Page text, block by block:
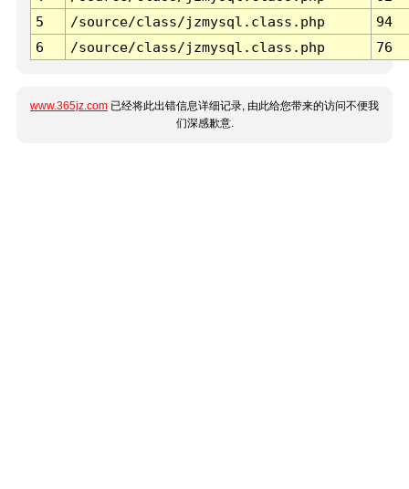
5
/source/class/jzmysql.class.php
94
6
/source/class/jzmysql.class.php 76
www.365jz.com 已经将此出错信息详细记录, 由此给您带来的访问不便我
们深感歉意.